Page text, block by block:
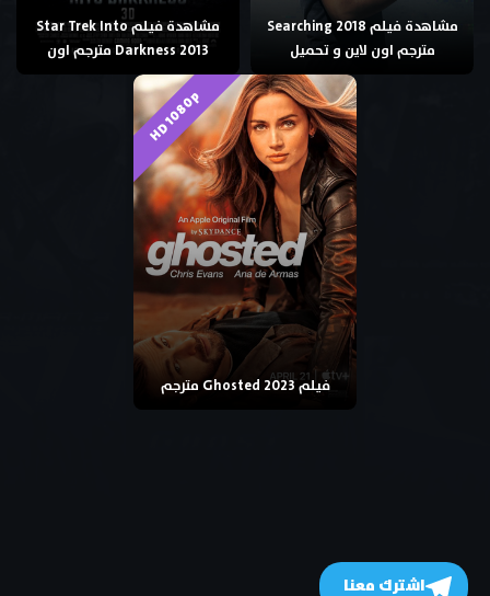
مشاهدة فيلم Searching 2018
مترجم اون لاين و تحميل
مشاهدة فيلم Star Trek Into
Darkness 2013 مترجم اون
HD 1080p
فيلم Ghosted 2023 مترجم
اشترك معنا